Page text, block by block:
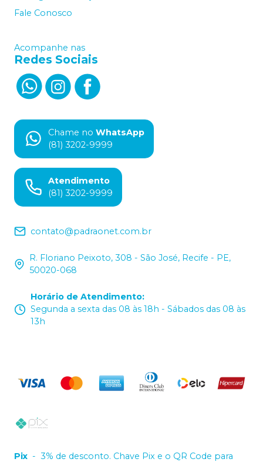
Fale Conosco
Acompanhe nas
Redes Sociais
Chame no WhatsApp
(81) 3202-9999
Atendimento
(81) 3202-9999
contato@padraonet.com.br
R. Floriano Peixoto, 308 - São José, Recife - PE,
50020-068
Horário de Atendimento:
Segunda a sexta das 08 às 18h - Sábados das 08 às
13h
Pix - 3% de desconto. Chave Pix e o QR Code para